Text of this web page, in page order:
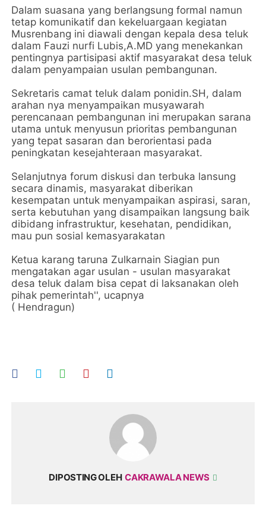
Dalam suasana yang berlangsung formal namun
tetap komunikatif dan kekeluargaan kegiatan
Musrenbang ini diawali dengan kepala desa teluk
dalam Fauzi nurfi Lubis,A.MD yang menekankan
pentingnya partisipasi aktif masyarakat desa teluk
dalam penyampaian usulan pembangunan.
Sekretaris camat teluk dalam ponidin.SH, dalam
arahan nya menyampaikan musyawarah
perencanaan pembangunan ini merupakan sarana
utama untuk menyusun prioritas pembangunan
yang tepat sasaran dan berorientasi pada
peningkatan kesejahteraan masyarakat.
Selanjutnya forum diskusi dan terbuka lansung
secara dinamis, masyarakat diberikan
kesempatan untuk menyampaikan aspirasi, saran,
serta kebutuhan yang disampaikan langsung baik
dibidang infrastruktur, kesehatan, pendidikan,
mau pun sosial kemasyarakatan
Ketua karang taruna Zulkarnain Siagian pun
mengatakan agar usulan - usulan masyarakat
desa teluk dalam bisa cepat di laksanakan oleh
pihak pemerintah'', ucapnya
( Hendragun)
DIPOSTING OLEH CAKRAWALA NEWS